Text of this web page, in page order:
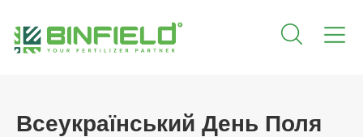
Всеукраїнський День Поля